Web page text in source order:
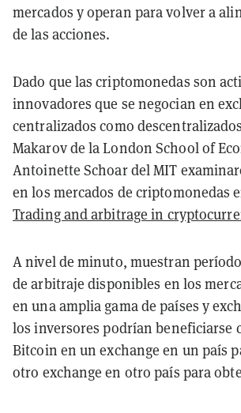
mercados y operan para volver a
de las acciones.
Dado que las criptomonedas son
innovadores que se negocian en
centralizados como
Makarov de la London School of
Antoinette Schoar del MIT
en los mercados de criptomonedas
Trading and arbitrage in
A nivel de minuto, muestran
de arbitraje disponibles en los
en una amplia gama de países y
los inversores podrían beneficiarse
Bitcoin en un exchange en un país
otro exchange en otro país para